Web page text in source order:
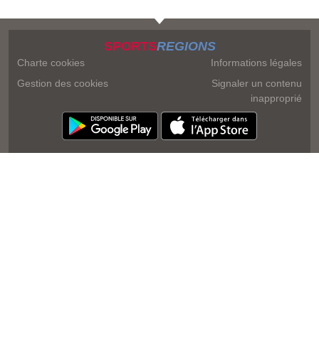
SPORTSREGIONS
Charte cookies
Gestion des cookies
Informations légales
Signaler un contenu
inapproprié